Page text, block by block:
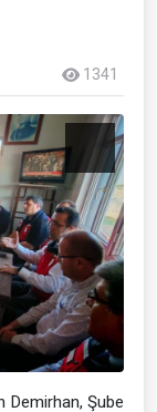
1341
Demirhan, Şube